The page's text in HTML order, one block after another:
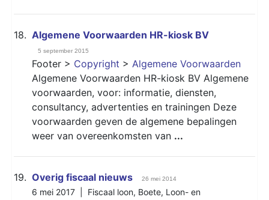
18. Algemene Voorwaarden HR-kiosk BV
5 september 2015
Footer > Copyright > Algemene Voorwaarden
Algemene Voorwaarden HR-kiosk BV Algemene
voorwaarden, voor: informatie, diensten,
consultancy, advertenties en trainingen Deze
voorwaarden geven de algemene bepalingen
weer van overeenkomsten van ...
19. Overig fiscaal nieuws 26 mei 2014
6 mei 2017 | Fiscaal loon, Boete, Loon- en